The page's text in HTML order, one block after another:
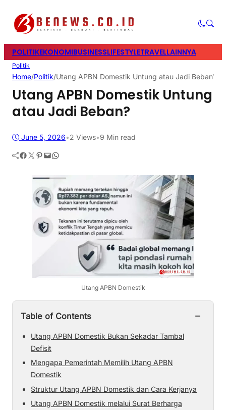
POLITIKEKONOMIBUSINESSLIFESTYLETRAVELLAINNYA
Politik
Home/Politik/Utang APBN Domestik Untung atau Jadi Beban?
Utang APBN Domestik Untung
atau Jadi Beban?
June 5, 2026•2 Views•9 Min read
Facebook Twitter Pinterest Mail WhatsApp
Utang APBN Domestik
Table of Contents −
Utang APBN Domestik Bukan Sekadar Tambal
Defisit
Mengapa Pemerintah Memilih Utang APBN
Domestik
Struktur Utang APBN Domestik dan Cara Kerjanya
Utang APBN Domestik melalui Surat Berharga